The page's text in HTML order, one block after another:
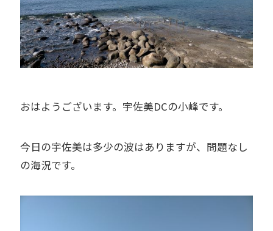
おはようございます。宇佐美DCの小峰です。
今日の宇佐美は多少の波はありますが、問題なし
の海況です。